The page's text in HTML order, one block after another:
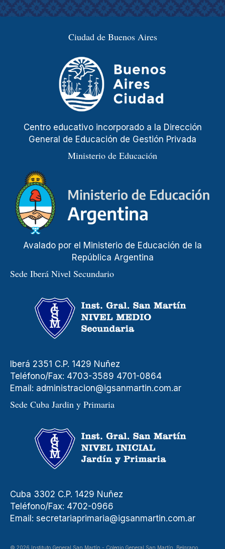
Ciudad de Buenos Aires
Centro educativo incorporado a la Dirección
General de Educación de Gestión Privada
Ministerio de Educación
Avalado por el Ministerio de Educación de la
República Argentina
Sede Iberá Nivel Secundario
Iberá 2351 C.P. 1429 Nuñez
Teléfono/Fax: 4703-3589 4701-0864
Email: administracion@igsanmartin.com.ar
Sede Cuba Jardin y Primaria
Cuba 3302 C.P. 1429 Nuñez
Teléfono/Fax: 4702-0966
Email: secretariaprimaria@igsanmartin.com.ar
© 2026 Instituto General San Martín - Colegio General San Martín, Belgrano